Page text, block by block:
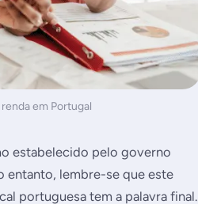
em Portugal
estabelecido pelo governo
entanto, lembre-se que este
portuguesa tem a palavra final.